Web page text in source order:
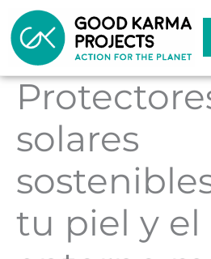
content
solares
tu piel y el